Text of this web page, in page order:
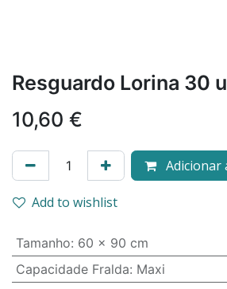
Resguardo Lorina 30
10,60 €
Adicionar
Add to wishlist
Tamanho: 60 x 90 cm
Capacidade Fralda: Maxi